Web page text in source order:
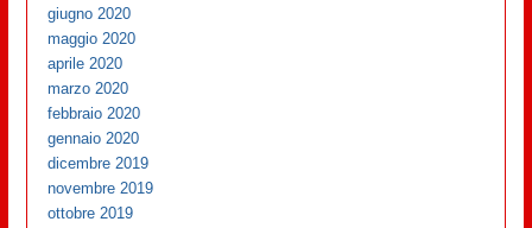
giugno 2020
maggio 2020
aprile 2020
marzo 2020
febbraio 2020
gennaio 2020
dicembre 2019
novembre 2019
ottobre 2019